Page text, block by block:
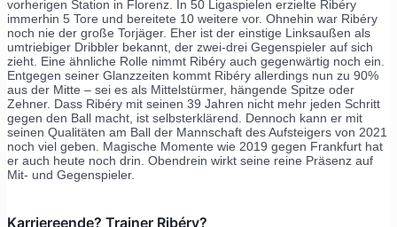
vorherigen Station in Florenz. In 50 Ligaspielen erzielte Ribéry
immerhin 5 Tore und bereitete 10 weitere vor. Ohnehin war Ribéry
noch nie der große Torjäger. Eher ist der einstige Linksaußen als
umtriebiger Dribbler bekannt, der zwei-drei Gegenspieler auf sich
zieht. Eine ähnliche Rolle nimmt Ribéry auch gegenwärtig noch ein.
Entgegen seiner Glanzzeiten kommt Ribéry allerdings nun zu 90%
aus der Mitte – sei es als Mittelstürmer, hängende Spitze oder
Zehner. Dass Ribéry mit seinen 39 Jahren nicht mehr jeden Schritt
gegen den Ball macht, ist selbsterklärend. Dennoch kann er mit
seinen Qualitäten am Ball der Mannschaft des Aufsteigers von 2021
noch viel geben. Magische Momente wie 2019 gegen Frankfurt hat
er auch heute noch drin. Obendrein wirkt seine reine Präsenz auf
Mit- und Gegenspieler.
Karriereende? Trainer Ribéry?